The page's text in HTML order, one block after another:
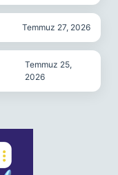
Temmuz 27, 2026
Temmuz 25,
2026